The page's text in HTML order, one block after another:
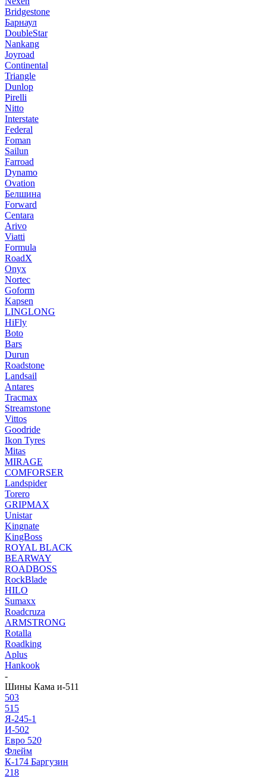
Bridgestone
Барнаул
DoubleStar
Nankang
Joyroad
Continental
Triangle
Dunlop
Pirelli
Nitto
Interstate
Federal
Foman
Sailun
Farroad
Dynamo
Ovation
Белшина
Forward
Centara
Arivo
Viatti
Formula
RoadX
Onyx
Nortec
Goform
Kapsen
LINGLONG
HiFly
Boto
Bars
Durun
Roadstone
Landsail
Antares
Tracmax
Streamstone
Vittos
Goodride
Ikon Tyres
Mitas
MIRAGE
COMFORSER
Landspider
Torero
GRIPMAX
Unistar
Kingnate
KingBoss
ROYAL BLACK
BEARWAY
ROADBOSS
RockBlade
HILO
Sumaxx
Roadcruza
ARMSTRONG
Rotalla
Roadking
Aplus
Hankook
-
Шины Кама и-511
503
515
Я-245-1
И-502
Евро 520
Флейм
К-174 Баргузин
218